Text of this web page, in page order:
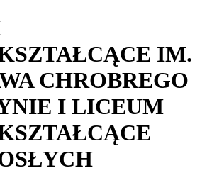
IM.
CHROBREGO
I LICEUM